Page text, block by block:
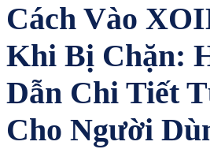
Cách Vào
Khi Bị Chặn:
Dẫn Chi Tiết
Cho Người